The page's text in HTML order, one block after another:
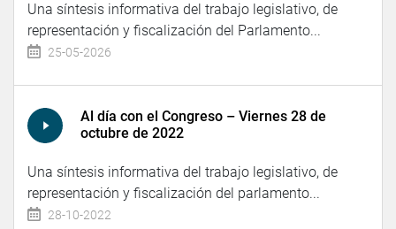
Una síntesis informativa del trabajo legislativo, de
representación y fiscalización del Parlamento...
25-05-2026
Al día con el Congreso – Viernes 28 de
octubre de 2022
Una síntesis informativa del trabajo legislativo, de
representación y fiscalización del parlamento...
28-10-2022